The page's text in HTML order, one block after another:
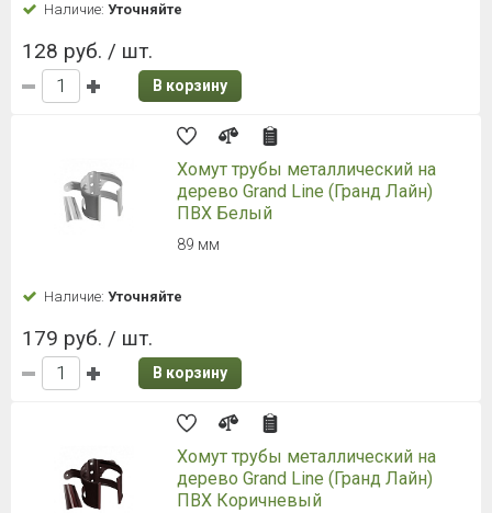
Наличие: Уточняйте
128 руб. / шт.
В корзину
Хомут трубы металлический на
дерево Grand Line (Гранд Лайн)
ПВХ Белый
89 мм
Наличие: Уточняйте
179 руб. / шт.
В корзину
Хомут трубы металлический на
дерево Grand Line (Гранд Лайн)
ПВХ Коричневый